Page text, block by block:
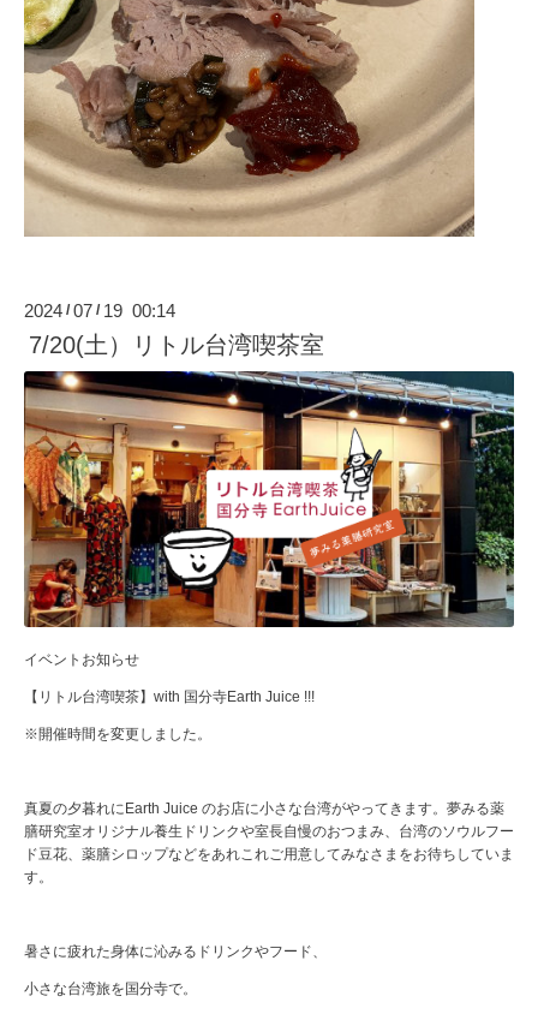
2024 /07 / 19 00:14
7/20(土）リトル台湾喫茶室
イベントお知らせ
【リトル台湾喫茶】with 国分寺Earth Juice !!!
※開催時間を変更しました。
真夏の夕暮れにEarth Juice のお店に小さな台湾がやってきます。夢みる薬
膳研究室オリジナル養生ドリンクや室長自慢のおつまみ、台湾のソウルフー
ド豆花、薬膳シロップなどをあれこれご用意してみなさまをお待ちしていま
す。
暑さに疲れた身体に沁みるドリンクやフード、
小さな台湾旅を国分寺で。